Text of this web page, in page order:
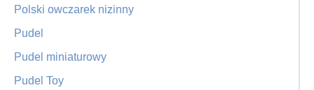
Polski owczarek nizinny
Pudel
Pudel miniaturowy
Pudel Toy